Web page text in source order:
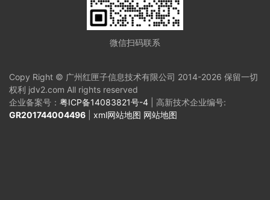
微信扫码联系
Copy Right © 广州红匣子信息技术有限公司 2014-2026 保留一切
权利 jdv2.com All rights reserved
企业备案号： 粤ICP备14083821号-4 | 高新技术企业编号:
GR201744004496
xml网站地图 网站地图